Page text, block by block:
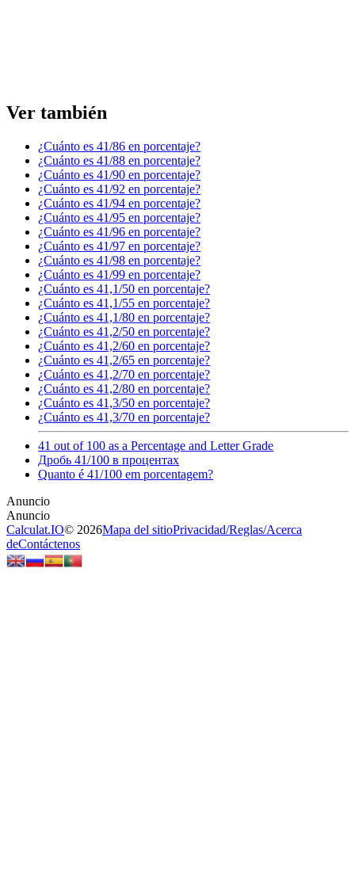
Ver también
¿Cuánto es 41/86 en porcentaje?
¿Cuánto es 41/88 en porcentaje?
¿Cuánto es 41/90 en porcentaje?
¿Cuánto es 41/92 en porcentaje?
¿Cuánto es 41/94 en porcentaje?
¿Cuánto es 41/95 en porcentaje?
¿Cuánto es 41/96 en porcentaje?
¿Cuánto es 41/97 en porcentaje?
¿Cuánto es 41/98 en porcentaje?
¿Cuánto es 41/99 en porcentaje?
¿Cuánto es 41,1/50 en porcentaje?
¿Cuánto es 41,1/55 en porcentaje?
¿Cuánto es 41,1/80 en porcentaje?
¿Cuánto es 41,2/50 en porcentaje?
¿Cuánto es 41,2/60 en porcentaje?
¿Cuánto es 41,2/65 en porcentaje?
¿Cuánto es 41,2/70 en porcentaje?
¿Cuánto es 41,2/80 en porcentaje?
¿Cuánto es 41,3/50 en porcentaje?
¿Cuánto es 41,3/70 en porcentaje?
41 out of 100 as a Percentage and Letter Grade
Дробь 41/100 в процентах
Quanto é 41/100 em porcentagem?
Calculat.IO© 2026Mapa del sitioPrivacidad/Reglas/Acerca
deContáctenos